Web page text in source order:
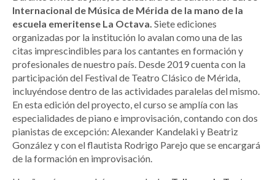
Internacional de Música de Mérida de la mano de la
escuela emeritense La Octava. Siete ediciones
organizadas por la institución lo avalan como una de las
citas imprescindibles para los cantantes en formación y
profesionales de nuestro país. Desde 2019 cuenta con la
participación del Festival de Teatro Clásico de Mérida,
incluyéndose dentro de las actividades paralelas del mismo.
En esta edición del proyecto, el curso se amplía con las
especialidades de piano e improvisación, contando con dos
pianistas de excepción: Alexander Kandelaki y Beatriz
González y con el flautista Rodrigo Parejo que se encargará
de la formación en improvisación.